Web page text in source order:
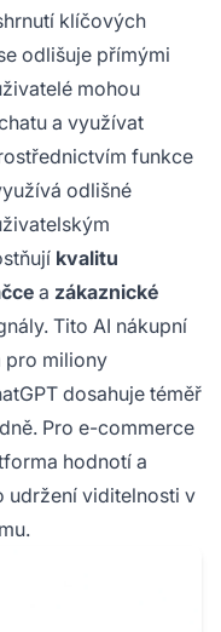
klíčových
odlišuje přímými
mohou
a využívat
funkce
odlišné
kvalitu
a zákaznické
Tito AI nákupní
pro miliony
dosahuje téměř
Pro e-commerce
hodnotí a
udržení viditelnosti v